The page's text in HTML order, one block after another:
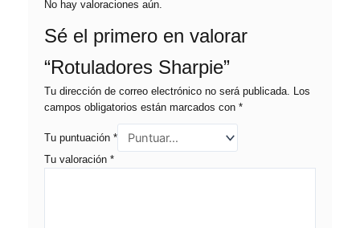
No hay valoraciones aún.
Sé el primero en valorar
“Rotuladores Sharpie”
Tu dirección de correo electrónico no será publicada. Los
campos obligatorios están marcados con *
Tu puntuación *
Tu valoración *